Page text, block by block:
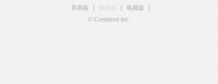
简易版
触屏版 电脑版
© Comsenz Inc.